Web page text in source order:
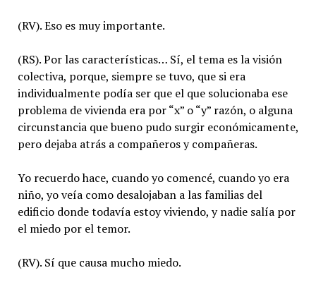
(RV). Eso es muy importante.
(RS). Por las características… Sí, el tema es la visión
colectiva, porque, siempre se tuvo, que si era
individualmente podía ser que el que solucionaba ese
problema de vivienda era por “x” o “y” razón, o alguna
circunstancia que bueno pudo surgir económicamente,
pero dejaba atrás a compañeros y compañeras.
Yo recuerdo hace, cuando yo comencé, cuando yo era
niño, yo veía como desalojaban a las familias del
edificio donde todavía estoy viviendo, y nadie salía por
el miedo por el temor.
(RV). Sí que causa mucho miedo.